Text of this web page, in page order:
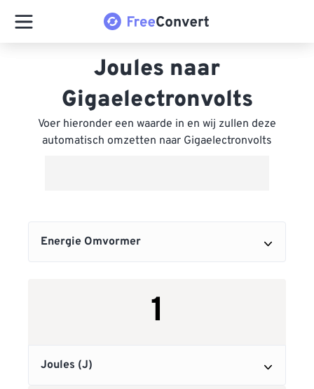
Joules naar
Gigaelectronvolts
Voer hieronder een waarde in en wij zullen deze
automatisch omzetten naar Gigaelectronvolts